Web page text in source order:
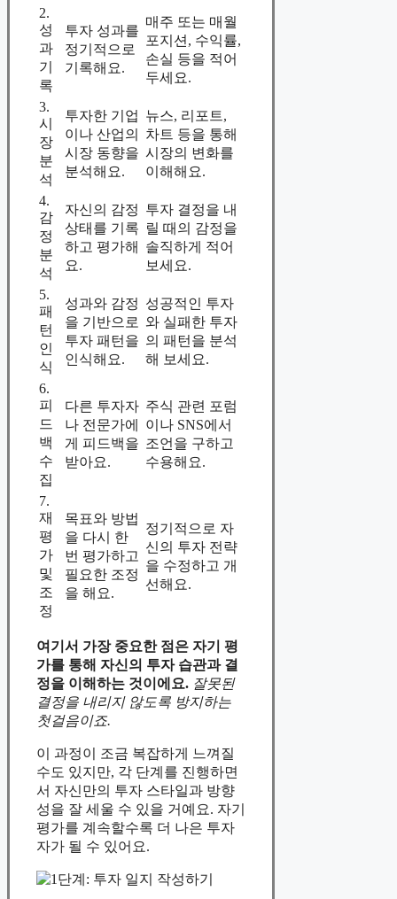
2.
성
과
기
록
투자 성과를
정기적으로
기록해요.
매주 또는 매월
포지션, 수익률,
손실 등을 적어
두세요.
3.
시
장
분
석
투자한 기업
이나 산업의
시장 동향을
분석해요.
뉴스, 리포트,
차트 등을 통해
시장의 변화를
이해해요.
4.
감
정
분
석
자신의 감정
상태를 기록
하고 평가해
요.
투자 결정을 내
릴 때의 감정을
솔직하게 적어
보세요.
5.
패
턴
인
식
성과와 감정
을 기반으로
투자 패턴을
인식해요.
성공적인 투자
와 실패한 투자
의 패턴을 분석
해 보세요.
6.
피
드
백
수
집
다른 투자자
나 전문가에
게 피드백을
받아요.
주식 관련 포럼
이나 SNS에서
조언을 구하고
수용해요.
7.
재
평
가
및
조
정
목표와 방법
을 다시 한
번 평가하고
필요한 조정
을 해요.
정기적으로 자
신의 투자 전략
을 수정하고 개
선해요.
여기서 가장 중요한 점은 자기 평
가를 통해 자신의 투자 습관과 결
정을 이해하는 것이에요. 잘못된
결정을 내리지 않도록 방지하는
첫걸음이죠.
이 과정이 조금 복잡하게 느껴질
수도 있지만, 각 단계를 진행하면
서 자신만의 투자 스타일과 방향
성을 잘 세울 수 있을 거예요. 자기
평가를 계속할수록 더 나은 투자
자가 될 수 있어요.